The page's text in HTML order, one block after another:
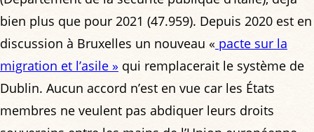
bien plus que pour 2021 (47.959). Depuis 2020 est en
discussion à Bruxelles un nouveau « pacte sur la
migration et l’asile » qui remplacerait le système de
Dublin. Aucun accord n’est en vue car les États
membres ne veulent pas abdiquer leurs droits